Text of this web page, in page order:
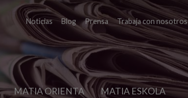
Noticias Blog Prensa Trabaja con nosotros
MATIA ORIENTA MATIA ESKOLA